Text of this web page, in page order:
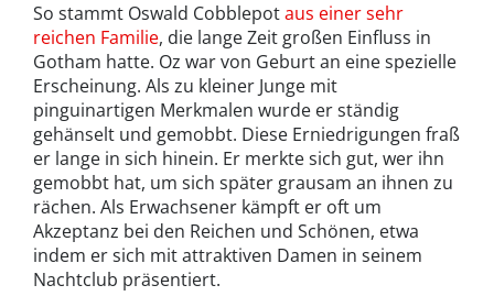
So stammt Oswald Cobblepotaus einer sehr
reichen Familie, die lange Zeit großen Einfluss in
Gotham hatte. Oz war von Geburt an eine spezielle
Erscheinung. Als zu kleiner Junge mit
pinguinartigen Merkmalen wurde er ständig
gehänselt und gemobbt. Diese Erniedrigungen fraß
er lange in sich hinein. Er merkte sich gut, wer ihn
gemobbt hat, um sich später grausam an ihnen zu
rächen. Als Erwachsener kämpft er oft um
Akzeptanz bei den Reichen und Schönen, etwa
indem er sich mit attraktiven Damen in seinem
Nachtclub präsentiert.